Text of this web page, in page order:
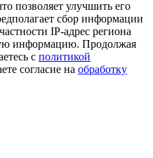
позволяет улучшить его
сбор информации
IP-адрес региона
информацию. Продолжая
с политикой
согласие на обработку